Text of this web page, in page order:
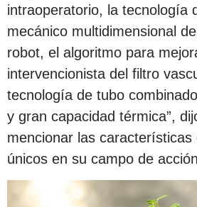
intraoperatorio, la tecnología
mecánico multidimensional
robot, el algoritmo para
intervencionista del filtro
tecnología de tubo
y gran capacidad térmica”,
mencionar las características
únicos en su campo de